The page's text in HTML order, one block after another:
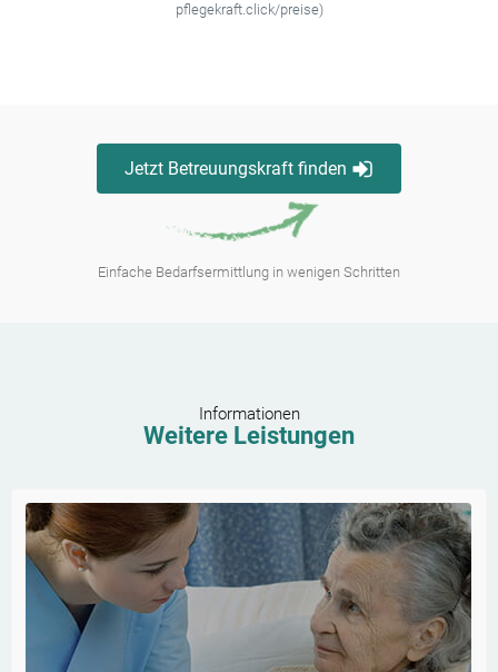
pflegekraft.click/preise)
Jetzt Betreuungskraft finden
Einfache Bedarfsermittlung in wenigen Schritten
Informationen
Weitere Leistungen